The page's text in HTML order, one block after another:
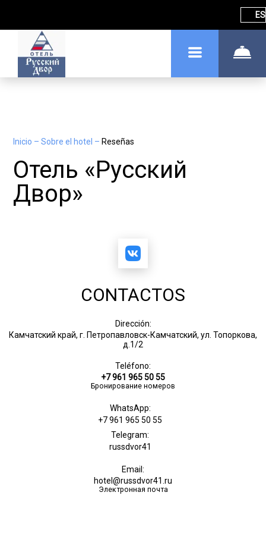
ES
Inicio –Sobre el hotel – Reseñas
Отель «Русский
Двор»
CONTACTOS
Dirección:
Камчатский край, г. Петропавловск-Камчатский, ул. Топоркова,
д.1/2
Teléfono:
+7 961 965 50 55
Бронирование номеров
WhatsApp:
+7 961 965 50 55
Telegram:
russdvor41
Email:
hotel@russdvor41.ru
Электронная почта